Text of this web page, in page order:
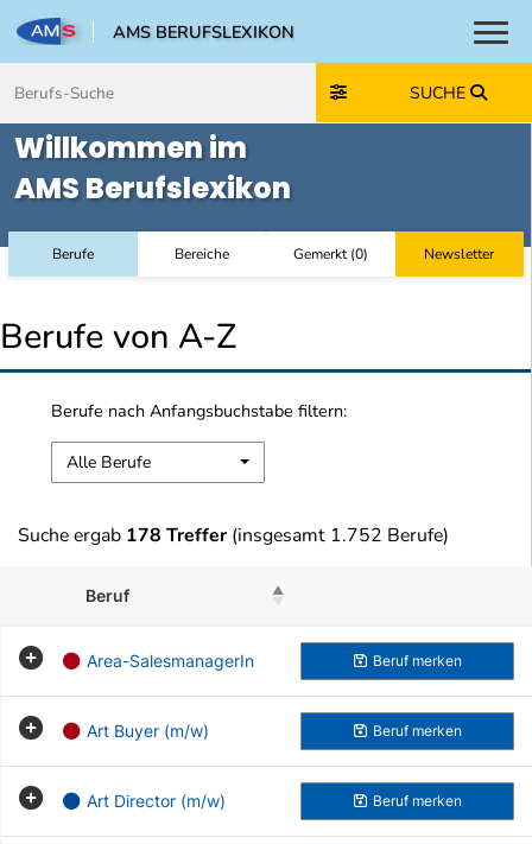
AMS BERUFSLEXIKON
SUCHE
Willkommen im
AMS Berufslexikon
Berufe Bereiche Gemerkt(0) Newsletter
Berufe von A-Z
Berufe nach Anfangsbuchstabe filtern:
Alle Berufe
Suche ergab 178 Treffer (insgesamt 1.752 Berufe)
Beruf
Area-SalesmanagerIn Beruf merken
Art Buyer (m/w) Beruf merken
Art Director (m/w) Beruf merken